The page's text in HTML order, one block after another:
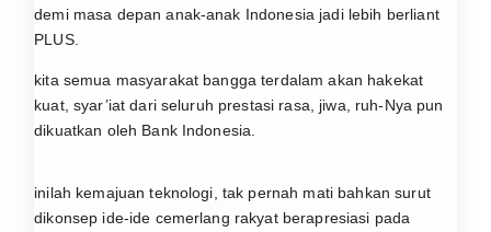
demi masa depan anak-anak Indonesia jadi lebih berliant
PLUS.
kita semua masyarakat bangga terdalam akan hakekat
kuat, syar’iat dari seluruh prestasi rasa, jiwa, ruh-Nya pun
dikuatkan oleh Bank Indonesia.
inilah kemajuan teknologi, tak pernah mati bahkan surut
dikonsep ide-ide cemerlang rakyat berapresiasi pada